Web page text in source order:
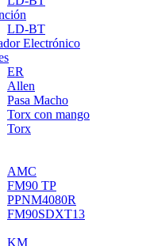
LD-BT
Electrónico
ER
Allen
Pasa Macho
Torx con mango
Torx
AMC
FM90 TP
PPNM4080R
FM90SDXT13
KM